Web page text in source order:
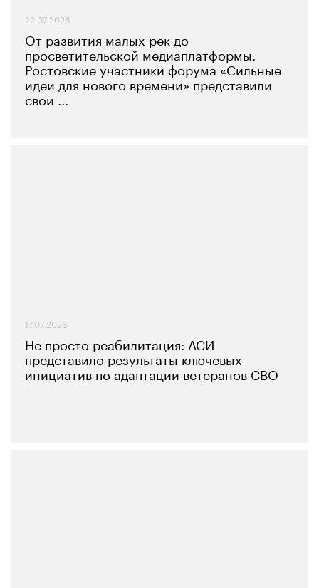
22.07.2026
От развития малых рек до
просветительской медиаплатформы.
Ростовские участники форума «Сильные
идеи для нового времени» представили
свои ...
17.07.2026
Не просто реабилитация: АСИ
представило результаты ключевых
инициатив по адаптации ветеранов СВО